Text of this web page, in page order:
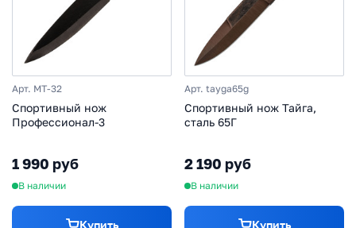
Арт. MT-32
Спортивный нож
Профессионал-3
1 990 руб
В наличии
Купить
Арт. tayga65g
Спортивный нож Тайга,
сталь 65Г
2 190 руб
В наличии
Купить